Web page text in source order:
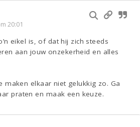
20:01
eikel is, of dat hij zich steeds
aan jouw onzekerheid en alles
maken elkaar niet gelukkig zo. Ga
praten en maak een keuze.